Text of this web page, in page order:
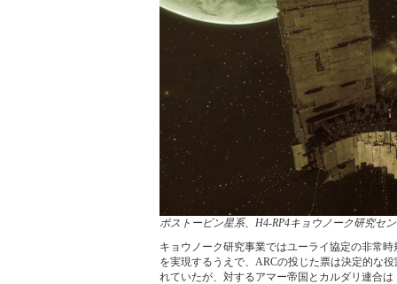
ポストービン星系、H4-RP4キョウノーク研究セ
キョウノーク研究事業ではユーライ協定の非常
を実現するうえで、ARCの投じた票は決定的な
れていたが、対するアマー帝国とカルダリ連合